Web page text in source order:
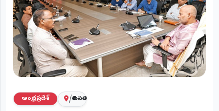
ప్రాంతీయ
వార్తలు
(STATE)
తెలంగాణ
ఆంధ్రప్రదేశ్ /తిరుపతి